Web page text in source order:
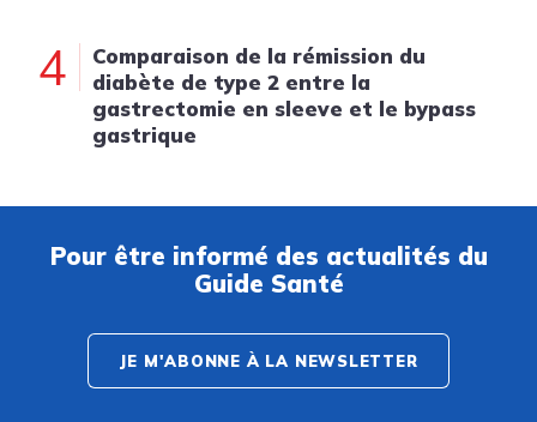
4
Comparaison de la rémission du
diabète de type 2 entre la
gastrectomie en sleeve et le bypass
gastrique
Pour être informé des actualités du
Guide Santé
JE M'ABONNE À LA NEWSLETTER